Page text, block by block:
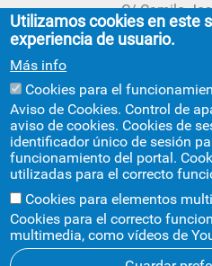
C/ Camilo
Sevilla
adminfil@us.es
GRADO
Avda. Ciudad
Centro
asiaoriental@us.es
Utilizamos cookies en este
experiencia de usuario.
Más info
Cookies para el
Aviso de Cookies. Control de
aviso de cookies. Cookies de
identificador único de sesión
funcionamiento del portal.
utilizadas para el correcto
Cookies para elementos
Cookies para el correcto
multimedia, como vídeos de